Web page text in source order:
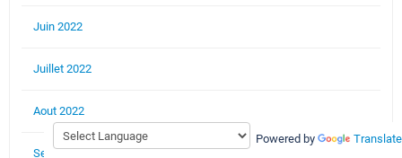
Juin 2022
Juillet 2022
Aout 2022
Septembre 2022
Powered by Translate